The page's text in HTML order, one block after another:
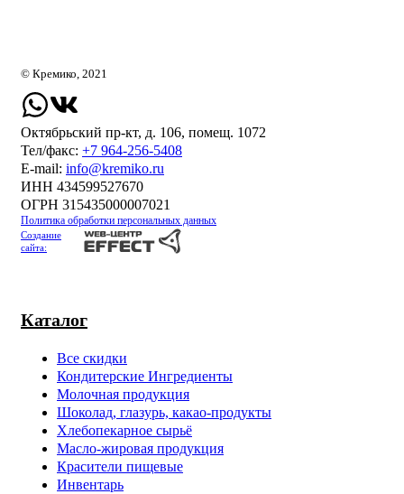
Каталог
Все скидки
Кондитерские Ингредиенты
Молочная продукция
Шоколад, глазурь, какао-продукты
Хлебопекарное сырьё
Масло-жировая продукция
Красители пищевые
Инвентарь
© Кремико, 2021
Октябрьский пр-кт, д. 106, помещ. 1072
Тел/факс: +7 964-256-5408
Е-mail: info@kremiko.ru
ИНН 434599527670
ОГРН 315435000007021
Политика обработки персональных данных
Создание
сайта: